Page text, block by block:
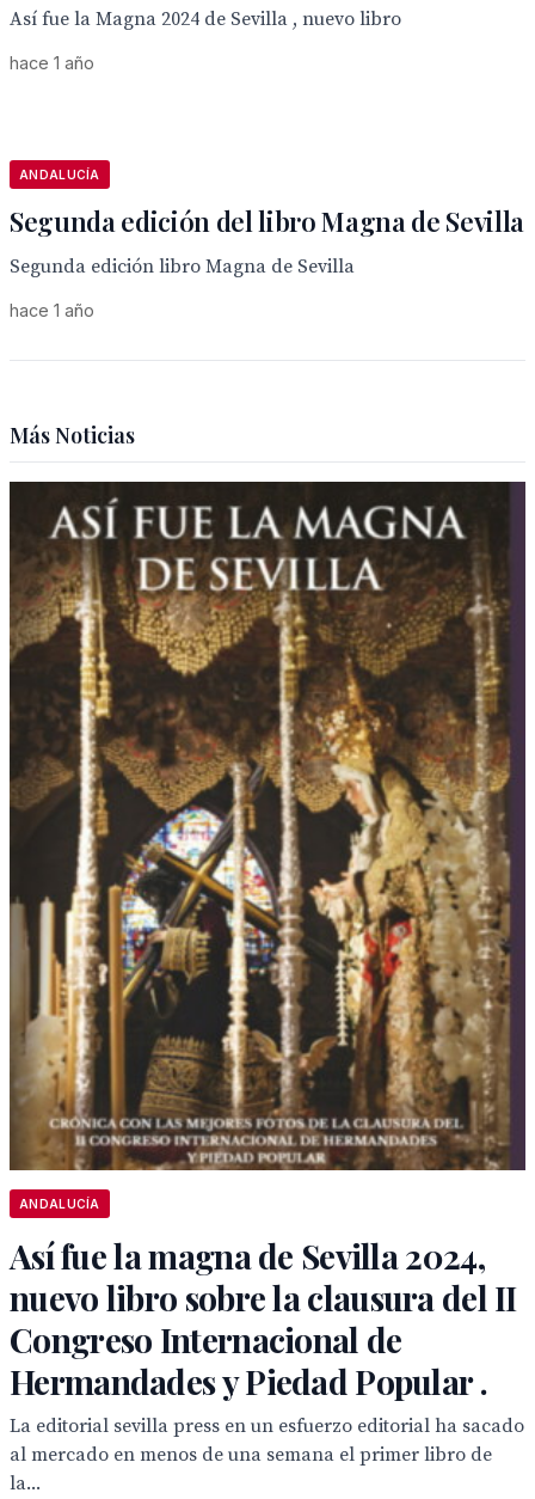
Así fue la Magna 2024 de Sevilla , nuevo libro
hace 1 año
ANDALUCÍA
Segunda edición del libro Magna de Sevilla
Segunda edición libro Magna de Sevilla
hace 1 año
Más Noticias
ANDALUCÍA
Así fue la magna de Sevilla 2024,
nuevo libro sobre la clausura del II
Congreso Internacional de
Hermandades y Piedad Popular .
La editorial sevilla press en un esfuerzo editorial ha sacado
al mercado en menos de una semana el primer libro de
la...